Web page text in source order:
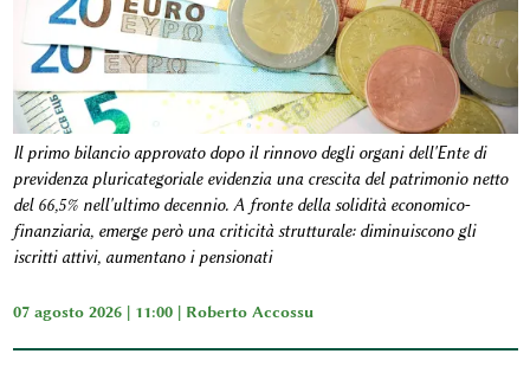
Il primo bilancio approvato dopo il rinnovo degli organi dell'Ente di
previdenza pluricategoriale evidenzia una crescita del patrimonio netto
del 66,5% nell'ultimo decennio. A fronte della solidità economico-
finanziaria, emerge però una criticità strutturale: diminuiscono gli
iscritti attivi, aumentano i pensionati
07 agosto 2026 | 11:00 | Roberto Accossu